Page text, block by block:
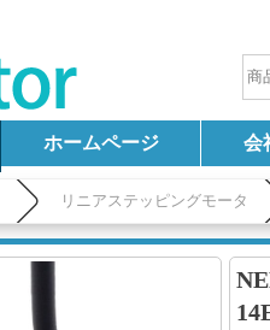
ホームページ 会
リニアステッピングモータ